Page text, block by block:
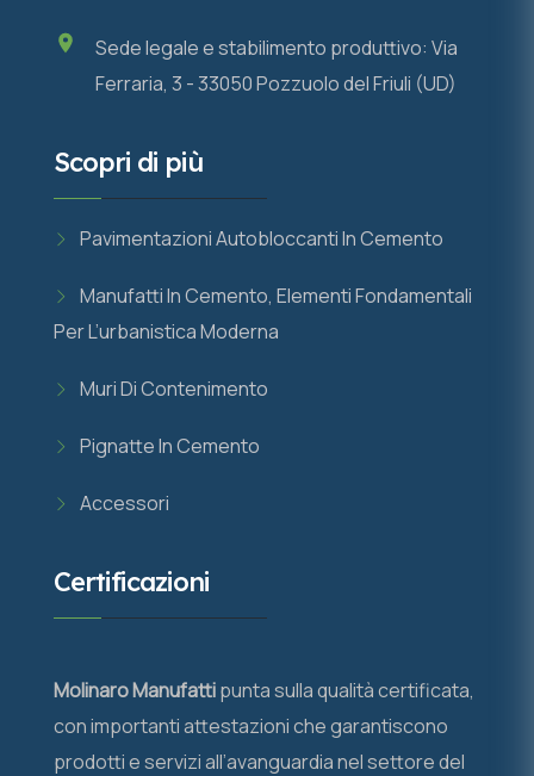
Sede legale e stabilimento produttivo: Via
Ferraria, 3 - 33050 Pozzuolo del Friuli (UD)
Scopri di più
Pavimentazioni Autobloccanti In Cemento
Manufatti In Cemento, Elementi Fondamentali
Per L’urbanistica Moderna
Muri Di Contenimento
Pignatte In Cemento
Accessori
Certificazioni
Molinaro Manufattipunta sulla qualità certificata,
con importanti attestazioni che garantiscono
prodotti e servizi all’avanguardia nel settore del